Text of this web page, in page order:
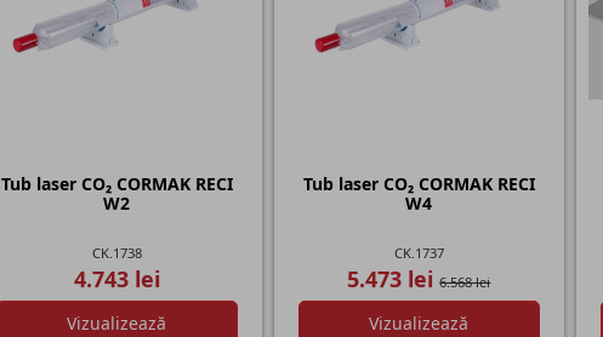
Tub laser CO₂ CORMAK RECI
W2
CK.1738
4.743 lei
Vizualizează
Tub laser CO₂ CORMAK RECI
W4
CK.1737
5.473 lei6.568 lei
Vizualizează